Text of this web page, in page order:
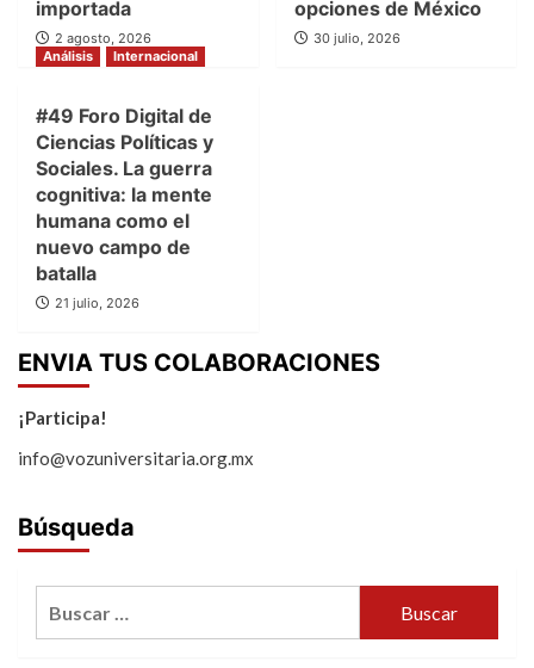
importada
2 agosto, 2026
opciones de México
30 julio, 2026
Análisis
Internacional
#49 Foro Digital de
Ciencias Políticas y
Sociales. La guerra
cognitiva: la mente
humana como el
nuevo campo de
batalla
21 julio, 2026
ENVIA TUS COLABORACIONES
¡Participa!
info@vozuniversitaria.org.mx
Búsqueda